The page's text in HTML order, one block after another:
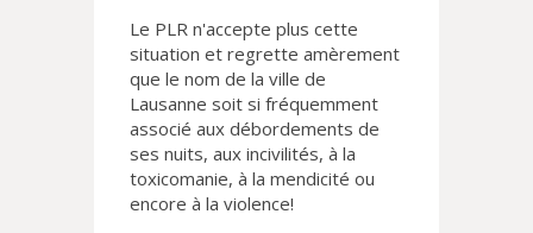
Le PLR n'accepte plus cette
situation et regrette amèrement
que le nom de la ville de
Lausanne soit si fréquemment
associé aux débordements de
ses nuits, aux incivilités, à la
toxicomanie, à la mendicité ou
encore à la violence!